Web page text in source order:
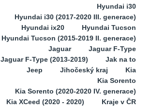
Hyundai i30
Hyundai i30 (2017-2020 III. generace)
Hyundai ix20
Hyundai Tucson
Hyundai Tucson (2015-2019 II. generace)
Jaguar
Jaguar F-Type
Jaguar F-Type (2013-2019)
Jak na to
Jeep
Jihočeský kraj
Kia
Kia Sorento
Kia Sorento (2020-2020 IV. generace)
Kia XCeed (2020 - 2020)
Kraje v ČR